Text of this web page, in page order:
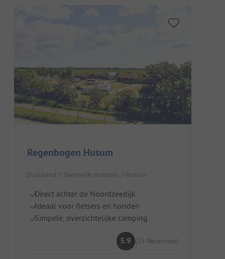
Regenbogen Husum
Duitsland / Sleeswijk-Holstein / Husum
Direct achter de Noordzeedijk
Ideaal voor fietsers en honden
Simpele, overzichtelijke camping
5.9 (35 Recensies)